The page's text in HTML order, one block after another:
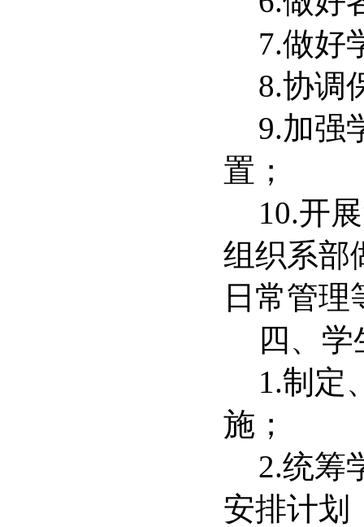
7.做好
8.协调
9.加强
置；
10.开
组织系部
日常管理
四、
1.制定
施；
2.统筹
安排计划